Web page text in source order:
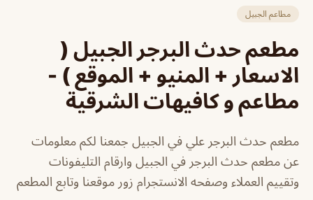
مطاعم الجبيل
مطعم حدث البرجر الجبيل (
الاسعار + المنيو + الموقع ) -
مطاعم و كافيهات الشرقية
مطعم حدث البرجر علي في الجبيل جمعنا لكم معلومات
عن مطعم حدث البرجر في الجبيل وارقام التليفونات
وتقييم العملاء وصفحه الانستجرام زور موقعنا وتابع المطعم